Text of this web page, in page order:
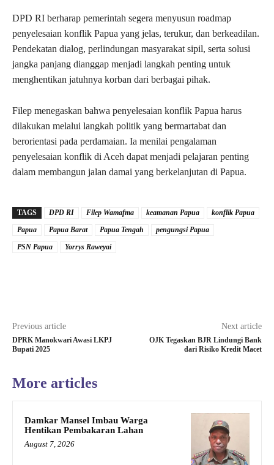
DPD RI berharap pemerintah segera menyusun roadmap
penyelesaian konflik Papua yang jelas, terukur, dan berkeadilan.
Pendekatan dialog, perlindungan masyarakat sipil, serta solusi
jangka panjang dianggap menjadi langkah penting untuk
menghentikan jatuhnya korban dari berbagai pihak.
Filep menegaskan bahwa penyelesaian konflik Papua harus
dilakukan melalui langkah politik yang bermartabat dan
berorientasi pada perdamaian. Ia menilai pengalaman
penyelesaian konflik di Aceh dapat menjadi pelajaran penting
dalam membangun jalan damai yang berkelanjutan di Papua.
TAGS DPD RI Filep Wamafma keamanan Papua
konflik Papua
Papua
Papua Barat Papua Tengah
pengungsi Papua
PSN Papua
Yorrys Raweyai
Previous article
DPRK Manokwari Awasi LKPJ
Bupati 2025
Next article
OJK Tegaskan BJR Lindungi Bank
dari Risiko Kredit Macet
More articles
Damkar Mansel Imbau Warga
Hentikan Pembakaran Lahan
August 7, 2026